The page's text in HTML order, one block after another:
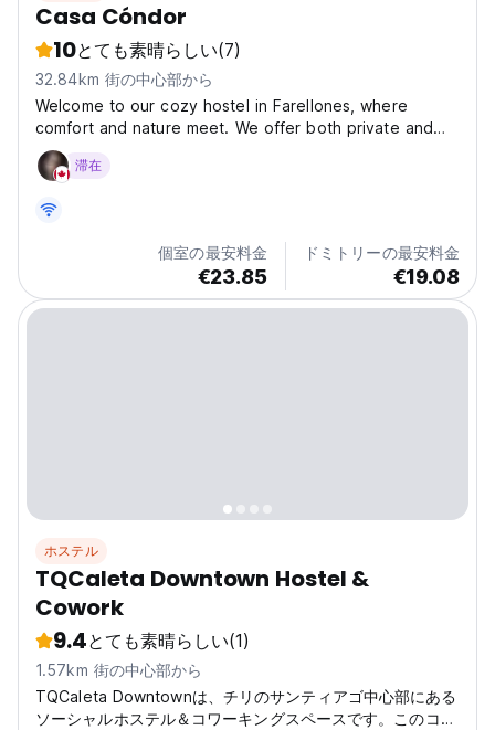
Casa Cóndor
10とても素晴らしい(7)
32.84km 街の中心部から
Welcome to our cozy hostel in Farellones, where
comfort and nature meet. We offer both private and
shared rooms, all equipped with free Wi-Fi, central
heating. Relax on our terrace with a Jacuzzi and BBQ,
Perfect...
滞在
個室の最安料金
€23.85
ドミトリーの最安料金
€19.08
ホステル
TQCaleta Downtown Hostel &
Cowork
9.4とても素晴らしい(1)
1.57km 街の中心部から
TQCaleta Downtownは、チリのサンティアゴ中心部にある
ソーシャルホステル＆コワーキングスペースです。このコロ